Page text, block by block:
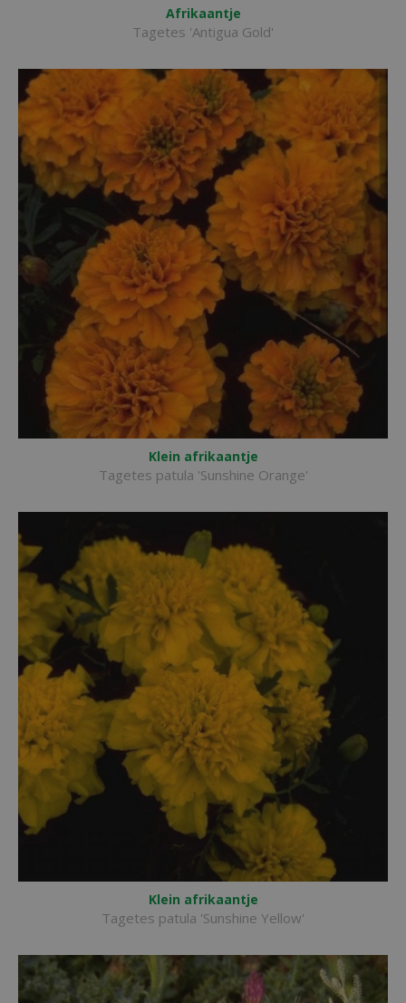
Afrikaantje
Tagetes 'Antigua Gold'
Klein afrikaantje
Tagetes patula 'Sunshine Orange'
Klein afrikaantje
Tagetes patula 'Sunshine Yellow'